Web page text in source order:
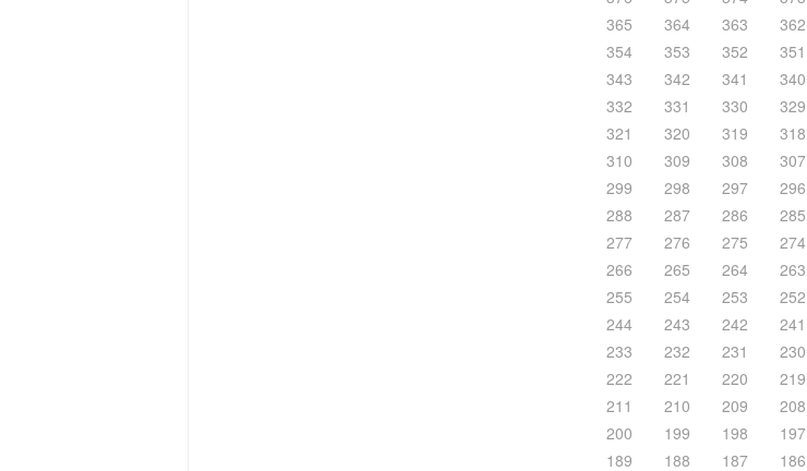
365
364 363 362
354
353 352 351
343
342 341 340
332
331 330 329
321
320 319 318
310
309 308 307
299
298 297 296
288
287 286 285
277
276 275 274
266
265 264 263
255
254 253 252
244
243 242 241
233
232 231 230
222
221 220 219
211
210 209 208
200
199 198 197
189
188 187 186